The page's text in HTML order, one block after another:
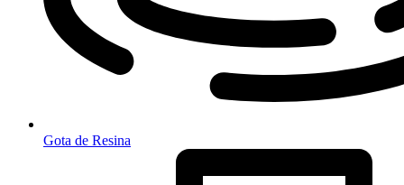
Gota de Resina